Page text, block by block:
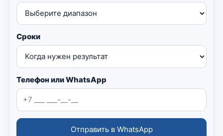
Сроки
Телефон или WhatsApp
Отправить в WhatsApp